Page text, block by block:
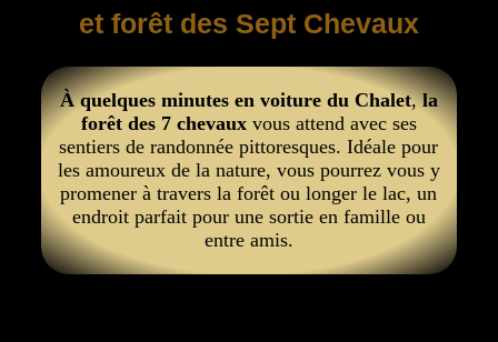
et forêt des Sept Chevaux
À quelques minutes en voiture du Chalet,la
forêt des 7 chevauxvous attend avec ses
sentiers de randonnée pittoresques. Idéale pour
les amoureux de la nature, vous pourrez vous y
promener à travers la forêt ou longer le lac, un
endroit parfait pour une sortie en famille ou
entre amis.